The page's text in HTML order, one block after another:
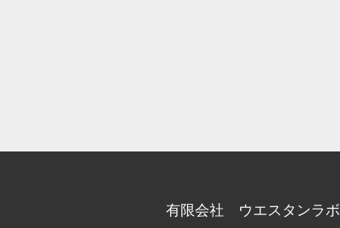
有限会社 ウエスタンラボ